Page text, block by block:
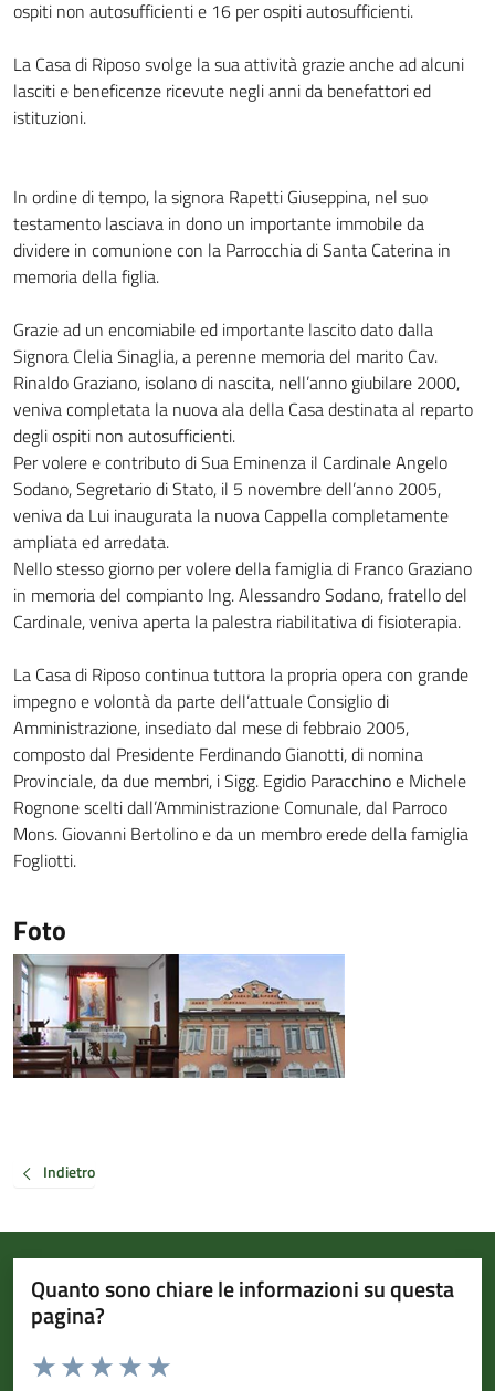
ospiti non autosufficienti e 16 per ospiti autosufficienti.
La Casa di Riposo svolge la sua attività grazie anche ad alcuni
lasciti e beneficenze ricevute negli anni da benefattori ed
istituzioni.
In ordine di tempo, la signora Rapetti Giuseppina, nel suo
testamento lasciava in dono un importante immobile da
dividere in comunione con la Parrocchia di Santa Caterina in
memoria della figlia.
Grazie ad un encomiabile ed importante lascito dato dalla
Signora Clelia Sinaglia, a perenne memoria del marito Cav.
Rinaldo Graziano, isolano di nascita, nell’anno giubilare 2000,
veniva completata la nuova ala della Casa destinata al reparto
degli ospiti non autosufficienti.
Per volere e contributo di Sua Eminenza il Cardinale Angelo
Sodano, Segretario di Stato, il 5 novembre dell’anno 2005,
veniva da Lui inaugurata la nuova Cappella completamente
ampliata ed arredata.
Nello stesso giorno per volere della famiglia di Franco Graziano
in memoria del compianto Ing. Alessandro Sodano, fratello del
Cardinale, veniva aperta la palestra riabilitativa di fisioterapia.
La Casa di Riposo continua tuttora la propria opera con grande
impegno e volontà da parte dell’attuale Consiglio di
Amministrazione, insediato dal mese di febbraio 2005,
composto dal Presidente Ferdinando Gianotti, di nomina
Provinciale, da due membri, i Sigg. Egidio Paracchino e Michele
Rognone scelti dall’Amministrazione Comunale, dal Parroco
Mons. Giovanni Bertolino e da un membro erede della famiglia
Fogliotti.
Foto
Indietro
Quanto sono chiare le informazioni su questa
pagina?
Valuta da 1 a 5 stelle la pagina